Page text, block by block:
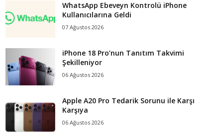
WhatsApp Ebeveyn Kontrolü iPhone
Kullanıcılarına Geldi
07 Ağustos 2026
iPhone 18 Pro’nun Tanıtım Takvimi
Şekilleniyor
06 Ağustos 2026
Apple A20 Pro Tedarik Sorunu ile Karşı
Karşıya
06 Ağustos 2026